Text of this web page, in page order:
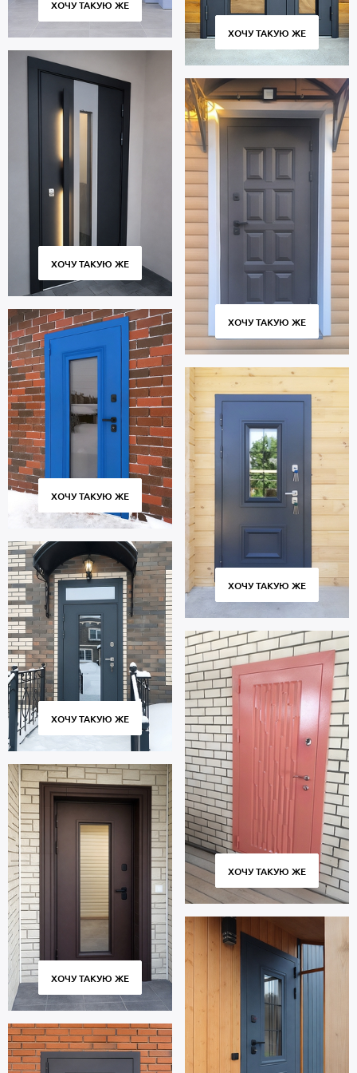
открывания и закрывания. Соблюдение технологии
изготовления, точное соответствие размеров и качественные
петли гарантируют плотное прилегание полотна к коробу без
провисания и щелей.
Цена указана за стандартный размер 2000х800 мм. Гарантия 5
Позвоните в отдел продаж или оставьте заявку на сайте, чтобы
заказать дверь по габаритам вашего проема. Бесплатный вызов
замерщика. Быстрое изготовление. Доставка по Москве и
Московской области, профессиональный монтаж.
ХОЧУ ТАКУЮ ЖЕ
ХОЧУ ТАКУЮ ЖЕ
ХОЧУ ТАКУЮ ЖЕ
ХОЧУ ТАКУЮ ЖЕ
ХОЧУ ТАКУЮ ЖЕ
ХОЧУ ТАКУЮ ЖЕ
ХОЧУ ТАКУЮ ЖЕ
ХОЧУ ТАКУЮ ЖЕ
ХОЧУ ТАКУЮ ЖЕ